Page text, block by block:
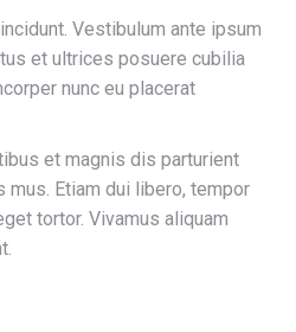
Vestibulum ante ipsum
et ultrices posuere cubilia
nunc eu placerat
et magnis dis parturient
mus. Etiam dui libero, tempor
tortor. Vivamus aliquam